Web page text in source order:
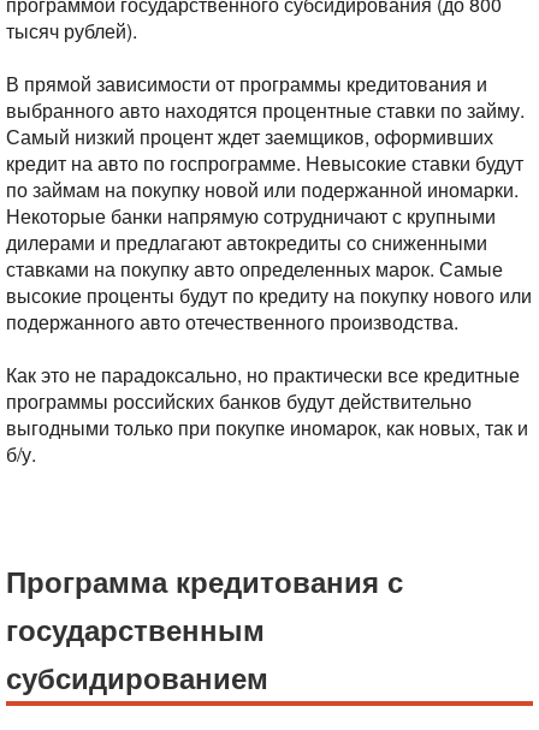
тысяч рублей).
В прямой зависимости от программы кредитования и
выбранного авто находятся процентные ставки по займу.
Самый низкий процент ждет заемщиков, оформивших
кредит на авто по госпрограмме. Невысокие ставки будут
по займам на покупку новой или подержанной иномарки.
Некоторые банки напрямую сотрудничают с крупными
дилерами и предлагают автокредиты со сниженными
ставками на покупку авто определенных марок. Самые
высокие проценты будут по кредиту на покупку нового или
подержанного авто отечественного производства.
Как это не парадоксально, но практически все кредитные
программы российских банков будут действительно
выгодными только при покупке иномарок, как новых, так и
б/у.
Программа кредитования с
государственным
субсидированием